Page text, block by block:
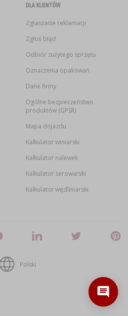
DLA KLIENTÓW
Zgłaszanie reklamacji
Zgłoś błąd
Odbiór zużytego sprzętu
Oznaczenia opakowań
Dane firmy
Ogólne bezpieczeństwo
produktów (GPSR)
Mapa dojazdu
Kalkulator winiarski
Kalkulator nalewek
Kalkulator serowarski
Kalkulator wędliniarski
Polski